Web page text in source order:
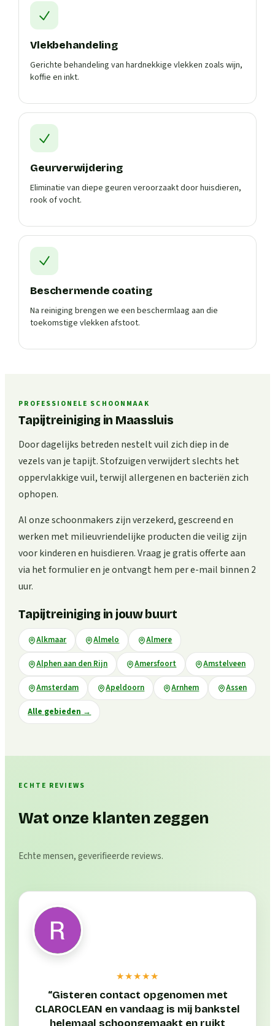
Vlekbehandeling
Gerichte behandeling van hardnekkige vlekken zoals wijn,
koffie en inkt.
Geurverwijdering
Eliminatie van diepe geuren veroorzaakt door huisdieren,
rook of vocht.
Beschermende coating
Na reiniging brengen we een beschermlaag aan die
toekomstige vlekken afstoot.
PROFESSIONELE SCHOONMAAK
Tapijtreiniging in Maassluis
Door dagelijks betreden nestelt vuil zich diep in de
vezels van je tapijt. Stofzuigen verwijdert slechts het
oppervlakkige vuil, terwijl allergenen en bacteriën zich
ophopen.
Al onze schoonmakers zijn verzekerd, gescreend en
werken met milieuvriendelijke producten die veilig zijn
voor kinderen en huisdieren. Vraag je gratis offerte aan
via het formulier en je ontvangt hem per e-mail binnen 2
uur.
Tapijtreiniging in jouw buurt
Alkmaar Almelo Almere
Alphen aan den Rijn Amersfoort Amstelveen
Amsterdam Apeldoorn Arnhem Assen
Alle gebieden →
ECHTE REVIEWS
Wat onze klanten zeggen
Echte mensen, geverifieerde reviews.
★★★★★
“Gisteren contact opgenomen met
CLAROCLEAN en vandaag is mij bankstel
helemaal schoongemaakt en ruikt